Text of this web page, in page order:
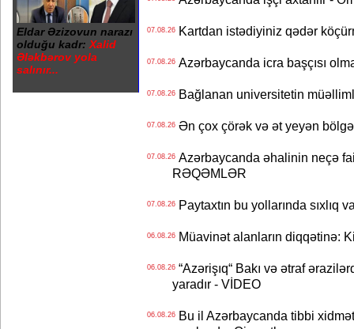
Eldar Əzizovun narazı
olduğu kadr: Xalid
Ələkbərov yola
salınır...
07.08.26Kartdan istədiyiniz qədər
07.08.26Azərbaycanda icra başçısı
07.08.26Bağlanan universitetin
07.08.26Ən çox çörək və ət yeyən
07.08.26Azərbaycanda əhalinin neçə
RƏQƏMLƏR
07.08.26Paytaxtın bu yollarında sıxlıq
06.08.26Müavinət alanların diqqətinə:
06.08.26“Azərişıq“ Bakı və ətraf
yaradır - VİDEO
06.08.26Bu il Azərbaycanda tibbi